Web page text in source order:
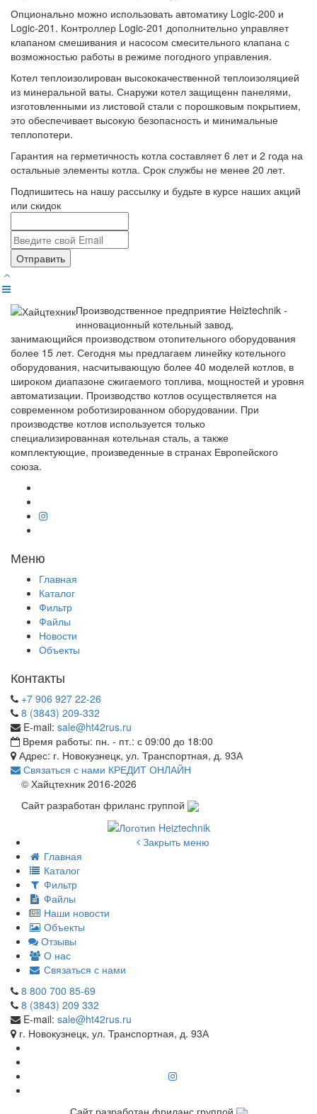
Опционально можно использовать автоматику Logic-200 и
Logic-201. Контроллер Logic-201 дополнительно управляет
клапаном смешивания и насосом смесительного клапана с
возможностью работы в режиме погодного управления.
Котел теплоизолирован высококачественной теплоизоляцией
из минеральной ваты. Снаружи котел защищенн панелями,
изготовленными из листовой стали с порошковым покрытием,
это обеспечивает высокую безопасность и минимальные
теплопотери.
Гарантия на герметичность котла составляет 6 лет и 2 года на
остальные элементы котла. Срок службы не менее 20 лет.
Подпишитесь на нашу рассылку и будьте в курсе наших акций
или скидок
Отправить
Производственное предприятие Heiztechnik -
инновационный котельный завод,
занимающийся производством отопительного оборудования
более 15 лет. Сегодня мы предлагаем линейку котельного
оборудования, насчитывающую более 40 моделей котлов, в
широком диапазоне сжигаемого топлива, мощностей и уровня
автоматизации. Производство котлов осуществляется на
современном роботизированном оборудовании. При
производстве котлов используется только
специализированная котельная сталь, а также
комплектующие, произведенные в странах Европейского
союза.
Меню
Главная
Каталог
Фильтр
Файлы
Новости
Объекты
Контакты
+7 906 927 22-26
8 (3843) 209-332
E-mail: sale@ht42rus.ru
Время работы: пн. - пт.: с 09:00 до 18:00
Адрес: г. Новокузнецк, ул. Транспортная, д. 93А
Связаться с нами КРЕДИТ ОНЛАЙН
© Хайцтехник 2016-2026
Сайт разработан фриланс группой
Закрыть меню
Главная
Каталог
Фильтр
Файлы
Наши новости
Объекты
Отзывы
О нас
Связаться с нами
8 800 700 85-69
8 (3843) 209 332
E-mail: sale@ht42rus.ru
г. Новокузнецк, ул. Транспортная, д. 93А